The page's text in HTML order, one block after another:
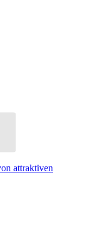
attraktiven